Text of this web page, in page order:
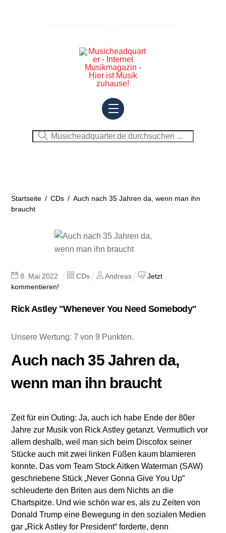
Menu
Startseite / CDs / Auch nach 35 Jahren da, wenn man ihn
braucht
8 Mai 2022 CDs Andreas
Jetzt
kommentieren!
Rick Astley "Whenever You Need Somebody"
Unsere Wertung: 7 von 9 Punkten.
Auch nach 35 Jahren da,
wenn man ihn braucht
Zeit für ein Outing: Ja, auch ich habe Ende der 80er
Jahre zur Musik von Rick Astley getanzt. Vermutlich vor
allem deshalb, weil man sich beim Discofox seiner
Stücke auch mit zwei linken Füßen kaum blamieren
konnte. Das vom Team Stock Aitken Waterman (SAW)
geschriebene Stück „Never Gonna Give You Up“
schleuderte den Briten aus dem Nichts an die
Chartspitze. Und wie schön war es, als zu Zeiten von
Donald Trump eine Bewegung in den sozialen Medien
gar „Rick Astley for President“ forderte, denn